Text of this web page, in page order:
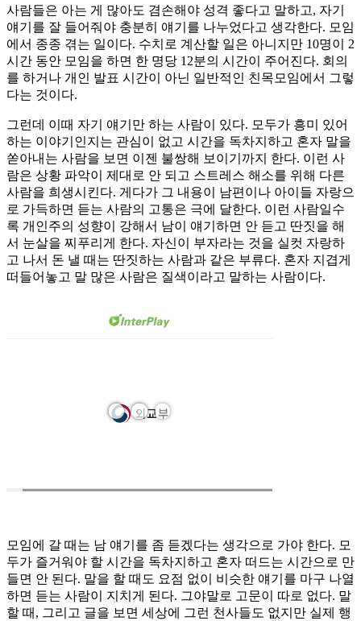
사람들은 아는 게 많아도 겸손해야 성격 좋다고 말하고, 자기
얘기를 잘 들어줘야 충분히 얘기를 나누었다고 생각한다. 모임
에서 종종 겪는 일이다. 수치로 계산할 일은 아니지만 10명이 2
시간 동안 모임을 하면 한 명당 12분의 시간이 주어진다. 회의
를 하거나 개인 발표 시간이 아닌 일반적인 친목모임에서 그렇
다는 것이다.
그런데 이때 자기 얘기만 하는 사람이 있다. 모두가 흥미 있어
하는 이야기인지는 관심이 없고 시간을 독차지하고 혼자 말을
쏟아내는 사람을 보면 이젠 불쌍해 보이기까지 한다. 이런 사
람은 상황 파악이 제대로 안 되고 스트레스 해소를 위해 다른
사람을 희생시킨다. 게다가 그 내용이 남편이나 아이들 자랑으
로 가득하면 듣는 사람의 고통은 극에 달한다. 이런 사람일수
록 개인주의 성향이 강해서 남이 얘기하면 안 듣고 딴짓을 해
서 눈살을 찌푸리게 한다. 자신이 부자라는 것을 실컷 자랑하
고 나서 돈 낼 때는 딴짓하는 사람과 같은 부류다. 혼자 지겹게
떠들어놓고 말 많은 사람은 질색이라고 말하는 사람이다.
모임에 갈 때는 남 얘기를 좀 듣겠다는 생각으로 가야 한다. 모
두가 즐거워야 할 시간을 독차지하고 혼자 떠드는 시간으로 만
들면 안 된다. 말을 할 때도 요점 없이 비슷한 얘기를 마구 나열
하면 듣는 사람이 지치게 된다. 그야말로 고문이 따로 없다. 말
할 때, 그리고 글을 보면 세상에 그런 천사들도 없지만 실제 행